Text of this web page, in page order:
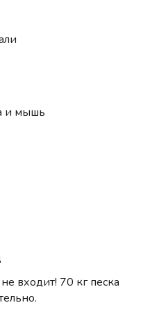
и мышь
входит! 70 кг песка